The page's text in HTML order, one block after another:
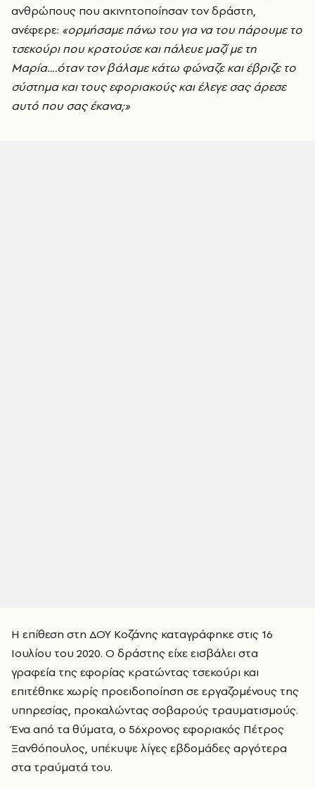
ανθρώπους που ακινητοποίησαν τον δράστη,
ανέφερε: «ορμήσαμε πάνω του για να του πάρουμε το
τσεκούρι που κρατούσε και πάλευε μαζί με τη
Μαρία….όταν τον βάλαμε κάτω φώναζε και έβριζε το
σύστημα και τους εφοριακούς και έλεγε σας άρεσε
αυτό που σας έκανα;»
Η επίθεση στη ΔΟΥ Κοζάνης καταγράφηκε στις 16
Ιουλίου του 2020. Ο δράστης είχε εισβάλει στα
γραφεία της εφορίας κρατώντας τσεκούρι και
επιτέθηκε χωρίς προειδοποίηση σε εργαζομένους της
υπηρεσίας, προκαλώντας σοβαρούς τραυματισμούς.
Ένα από τα θύματα, ο 56χρονος εφοριακός Πέτρος
Ξανθόπουλος, υπέκυψε λίγες εβδομάδες αργότερα
στα τραύματά του.